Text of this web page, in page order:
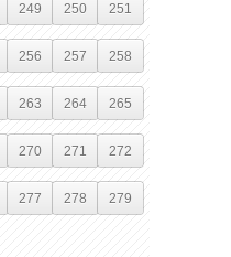
249 250 251
256 257 258
263 264 265
270 271 272
277 278 279